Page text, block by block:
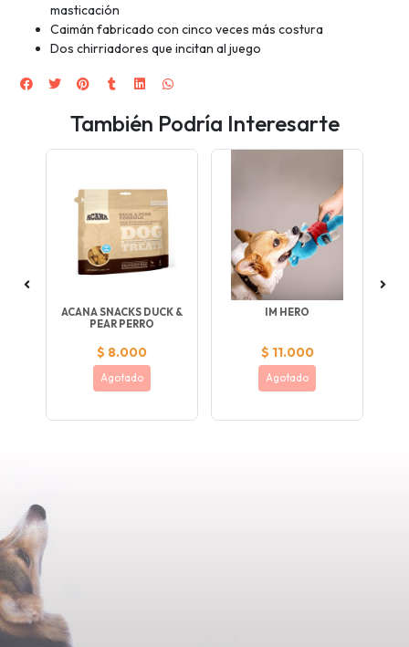
masticación
Caimán fabricado con cinco veces más costura
Dos chirriadores que incitan al juego
También Podría Interesarte
ACANA SNACKS DUCK &
PEAR PERRO
$ 8.000
Agotado
IM HERO
$ 11.000
Agotado